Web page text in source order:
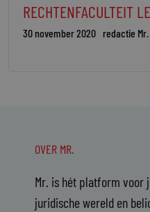
RECHTENFACULTEIT
30 november 2020 redactie Mr.
OVER MR.
Mr. is hét platform voor
juridische wereld en